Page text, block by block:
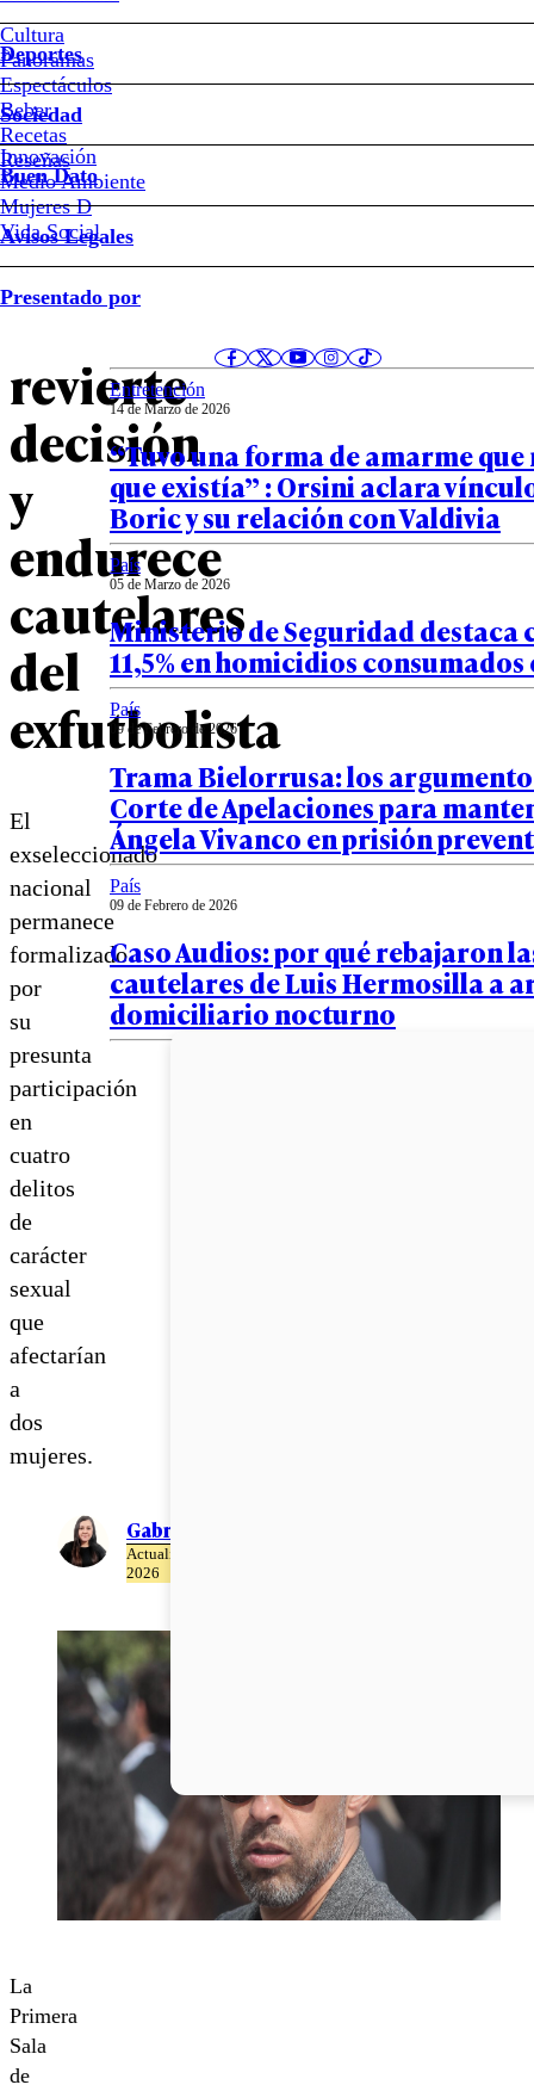
Cultura
Panoramas
Espectáculos
Beber
Recetas
Reseñas
Deportes
Sociedad
Innovación
Medio Ambiente
Mujeres D
Vida Social
Buen Dato
Avisos Legales
Presentado por
Caso
Valdivia:
Corte
de
Santiago
revierte
decisión
y
endurece
cautelares
del
exfutbolista
El
exseleccionado
nacional
permanece
formalizado
por
su
presunta
participación
en
cuatro
delitos
de
carácter
sexual
que
afectarían
a
dos
mujeres.
Gabriela Romo
Actualizado el 02 de Julio del
2026
La
Primera
Sala
de
Notas relacionadas
02 de Julio de 2026
La ley del más fuerte
Entretención
14 de Marzo de 2026
“Tuvo una forma de amarme que
que existía” : Orsini aclara
Boric y su relación con Valdivia
País
05 de Marzo de 2026
Ministerio de Seguridad destaca
11,5% en homicidios consumados
País
09 de Febrero de 2026
Trama Bielorrusa: los
Corte de Apelaciones para
Ángela Vivanco en prisión
País
09 de Febrero de 2026
Caso Audios: por qué rebajaron
cautelares de Luis Hermosilla a
domiciliario nocturno